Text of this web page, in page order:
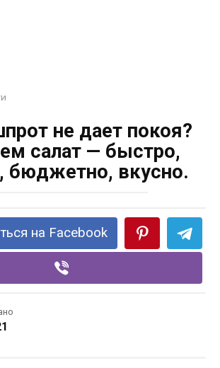
не дает покоя?
салат — быстро,
бюджетно, вкусно.
на Facebook